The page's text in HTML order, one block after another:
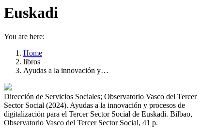
Euskadi
You are here:
Home
libros
Ayudas a la innovación y…
Dirección de Servicios Sociales; Observatorio Vasco del Tercer
Sector Social (2024). Ayudas a la innovación y procesos de
digitalización para el Tercer Sector Social de Euskadi. Bilbao,
Observatorio Vasco del Tercer Sector Social, 41 p.